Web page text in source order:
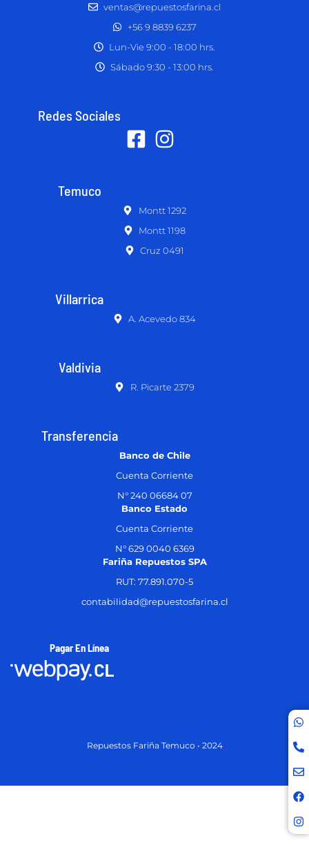
ventas@repuestosfarina.cl
+56 9 8839 6237
Lun-Vie 9:00 - 18:00 hrs.
Sábado 9:30 - 13:00 hrs.
Redes Sociales
Temuco
Montt 1292
Montt 1198
Cruz 0491
Villarrica
A. Acevedo 834
Valdivia
R. Picarte 2379
Transferencia
Banco de Chile
Cuenta Corriente
N° 240 06684 07
Banco Estado
Cuenta Corriente
N° 629 0040 6369
Fariña Repuestos SPA
RUT: 77.891.070-5
contabilidad@repuestosfarina.cl
Pagar En Línea
Repuestos Fariña Temuco • 2024